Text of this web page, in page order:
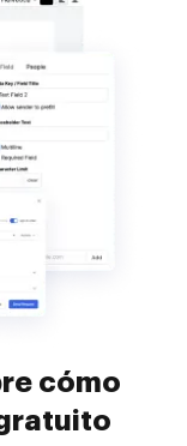
cómo